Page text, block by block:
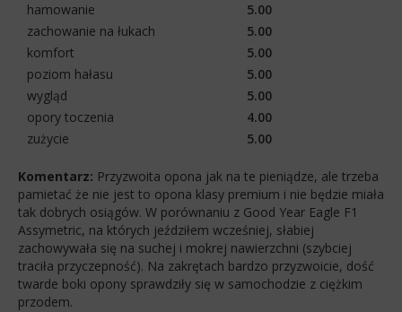
hamowanie
5.00
zachowanie na łukach
5.00
komfort
5.00
poziom hałasu
5.00
wygląd
5.00
opory toczenia
4.00
zużycie
5.00
Komentarz: Przyzwoita opona jak na te pieniądze, ale trzeba
pamietać że nie jest to opona klasy premium i nie będzie miała
tak dobrych osiągów. W porównaniu z Good Year Eagle F1
Assymetric, na których jeździłem wcześniej, słabiej
zachowywała się na suchej i mokrej nawierzchni (szybciej
traciła przyczepność). Na zakrętach bardzo przyzwoicie, dość
twarde boki opony sprawdziły się w samochodzie z ciężkim
przodem.